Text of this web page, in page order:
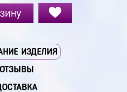
ИЗДЕЛИЯ
ОТЗЫВЫ